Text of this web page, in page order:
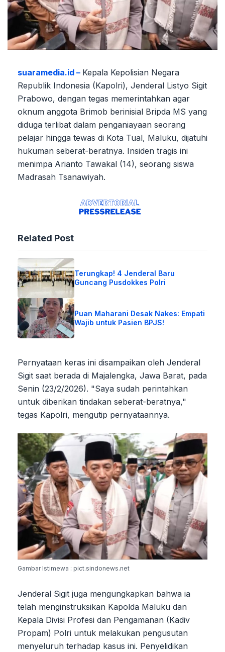
suaramedia.id – Kepala Kepolisian Negara
Republik Indonesia (Kapolri), Jenderal Listyo Sigit
Prabowo, dengan tegas memerintahkan agar
oknum anggota Brimob berinisial Bripda MS yang
diduga terlibat dalam penganiayaan seorang
pelajar hingga tewas di Kota Tual, Maluku, dijatuhi
hukuman seberat-beratnya. Insiden tragis ini
menimpa Arianto Tawakal (14), seorang siswa
Madrasah Tsanawiyah.
Related Post
Terungkap! 4 Jenderal Baru
Guncang Pusdokkes Polri
Puan Maharani Desak Nakes: Empati
Wajib untuk Pasien BPJS!
Pernyataan keras ini disampaikan oleh Jenderal
Sigit saat berada di Majalengka, Jawa Barat, pada
Senin (23/2/2026). "Saya sudah perintahkan
untuk diberikan tindakan seberat-beratnya,"
tegas Kapolri, mengutip pernyataannya.
Gambar Istimewa : pict.sindonews.net
Jenderal Sigit juga mengungkapkan bahwa ia
telah menginstruksikan Kapolda Maluku dan
Kepala Divisi Profesi dan Pengamanan (Kadiv
Propam) Polri untuk melakukan pengusutan
menyeluruh terhadap kasus ini. Penyelidikan